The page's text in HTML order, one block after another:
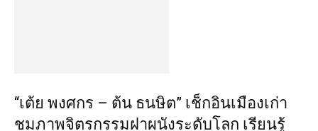
“เต้ย พงศกร – ต้น ธนษิต” เช็กอินเมืองเก่า
ชมภาพจิตรกรรมฝาผนังระดับโลก เรียนรู้